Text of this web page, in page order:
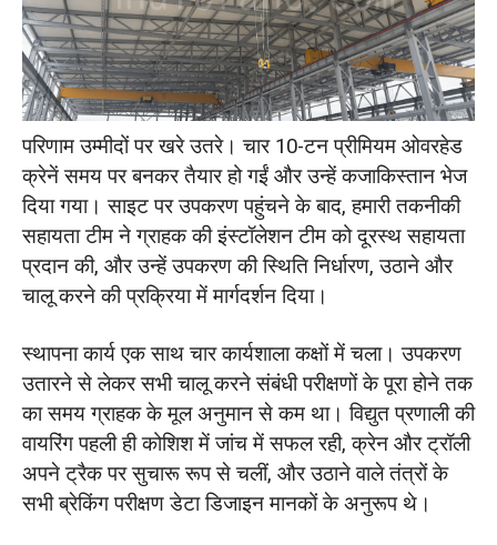
परिणाम उम्मीदों पर खरे उतरे। चार 10-टन प्रीमियम ओवरहेड
क्रेनें समय पर बनकर तैयार हो गईं और उन्हें कजाकिस्तान भेज
दिया गया। साइट पर उपकरण पहुंचने के बाद, हमारी तकनीकी
सहायता टीम ने ग्राहक की इंस्टॉलेशन टीम को दूरस्थ सहायता
प्रदान की, और उन्हें उपकरण की स्थिति निर्धारण, उठाने और
चालू करने की प्रक्रिया में मार्गदर्शन दिया।
स्थापना कार्य एक साथ चार कार्यशाला कक्षों में चला। उपकरण
उतारने से लेकर सभी चालू करने संबंधी परीक्षणों के पूरा होने तक
का समय ग्राहक के मूल अनुमान से कम था। विद्युत प्रणाली की
वायरिंग पहली ही कोशिश में जांच में सफल रही, क्रेन और ट्रॉली
अपने ट्रैक पर सुचारू रूप से चलीं, और उठाने वाले तंत्रों के
सभी ब्रेकिंग परीक्षण डेटा डिजाइन मानकों के अनुरूप थे।